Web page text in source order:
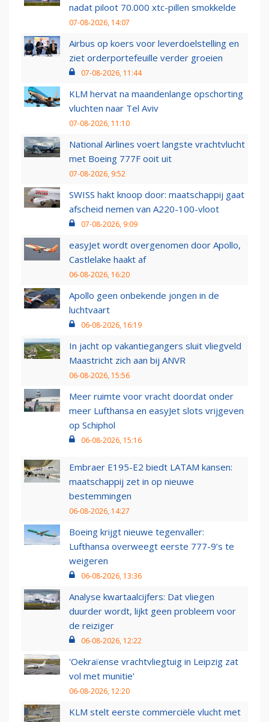
nadat piloot 70.000 xtc-pillen smokkelde
07-08-2026, 14:07
Airbus op koers voor leverdoelstelling en
ziet orderportefeuille verder groeien
07-08-2026, 11:44
KLM hervat na maandenlange opschorting
vluchten naar Tel Aviv
07-08-2026, 11:10
National Airlines voert langste vrachtvlucht
met Boeing 777F ooit uit
07-08-2026, 9:52
SWISS hakt knoop door: maatschappij gaat
afscheid nemen van A220-100-vloot
07-08-2026, 9:09
easyJet wordt overgenomen door Apollo,
Castlelake haakt af
06-08-2026, 16:20
Apollo geen onbekende jongen in de
luchtvaart
06-08-2026, 16:19
In jacht op vakantiegangers sluit vliegveld
Maastricht zich aan bij ANVR
06-08-2026, 15:56
Meer ruimte voor vracht doordat onder
meer Lufthansa en easyJet slots vrijgeven
op Schiphol
06-08-2026, 15:16
Embraer E195-E2 biedt LATAM kansen:
maatschappij zet in op nieuwe
bestemmingen
06-08-2026, 14:27
Boeing krijgt nieuwe tegenvaller:
Lufthansa overweegt eerste 777-9’s te
weigeren
06-08-2026, 13:36
Analyse kwartaalcijfers: Dat vliegen
duurder wordt, lijkt geen probleem voor
de reiziger
06-08-2026, 12:22
'Oekraïense vrachtvliegtuig in Leipzig zat
vol met munitie'
06-08-2026, 12:20
KLM stelt eerste commerciële vlucht met